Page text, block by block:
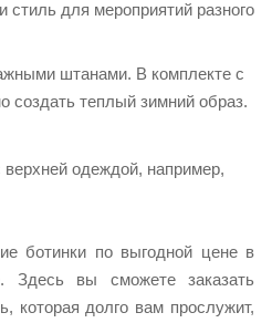
стиль для мероприятий разного
штанами. В комплекте с
создать теплый зимний образ.
одеждой, например,
ботинки по выгодной цене в
Здесь вы сможете заказать
которая долго вам прослужит,